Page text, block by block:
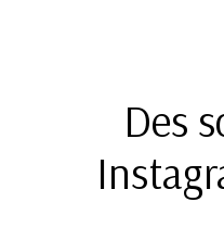
Des